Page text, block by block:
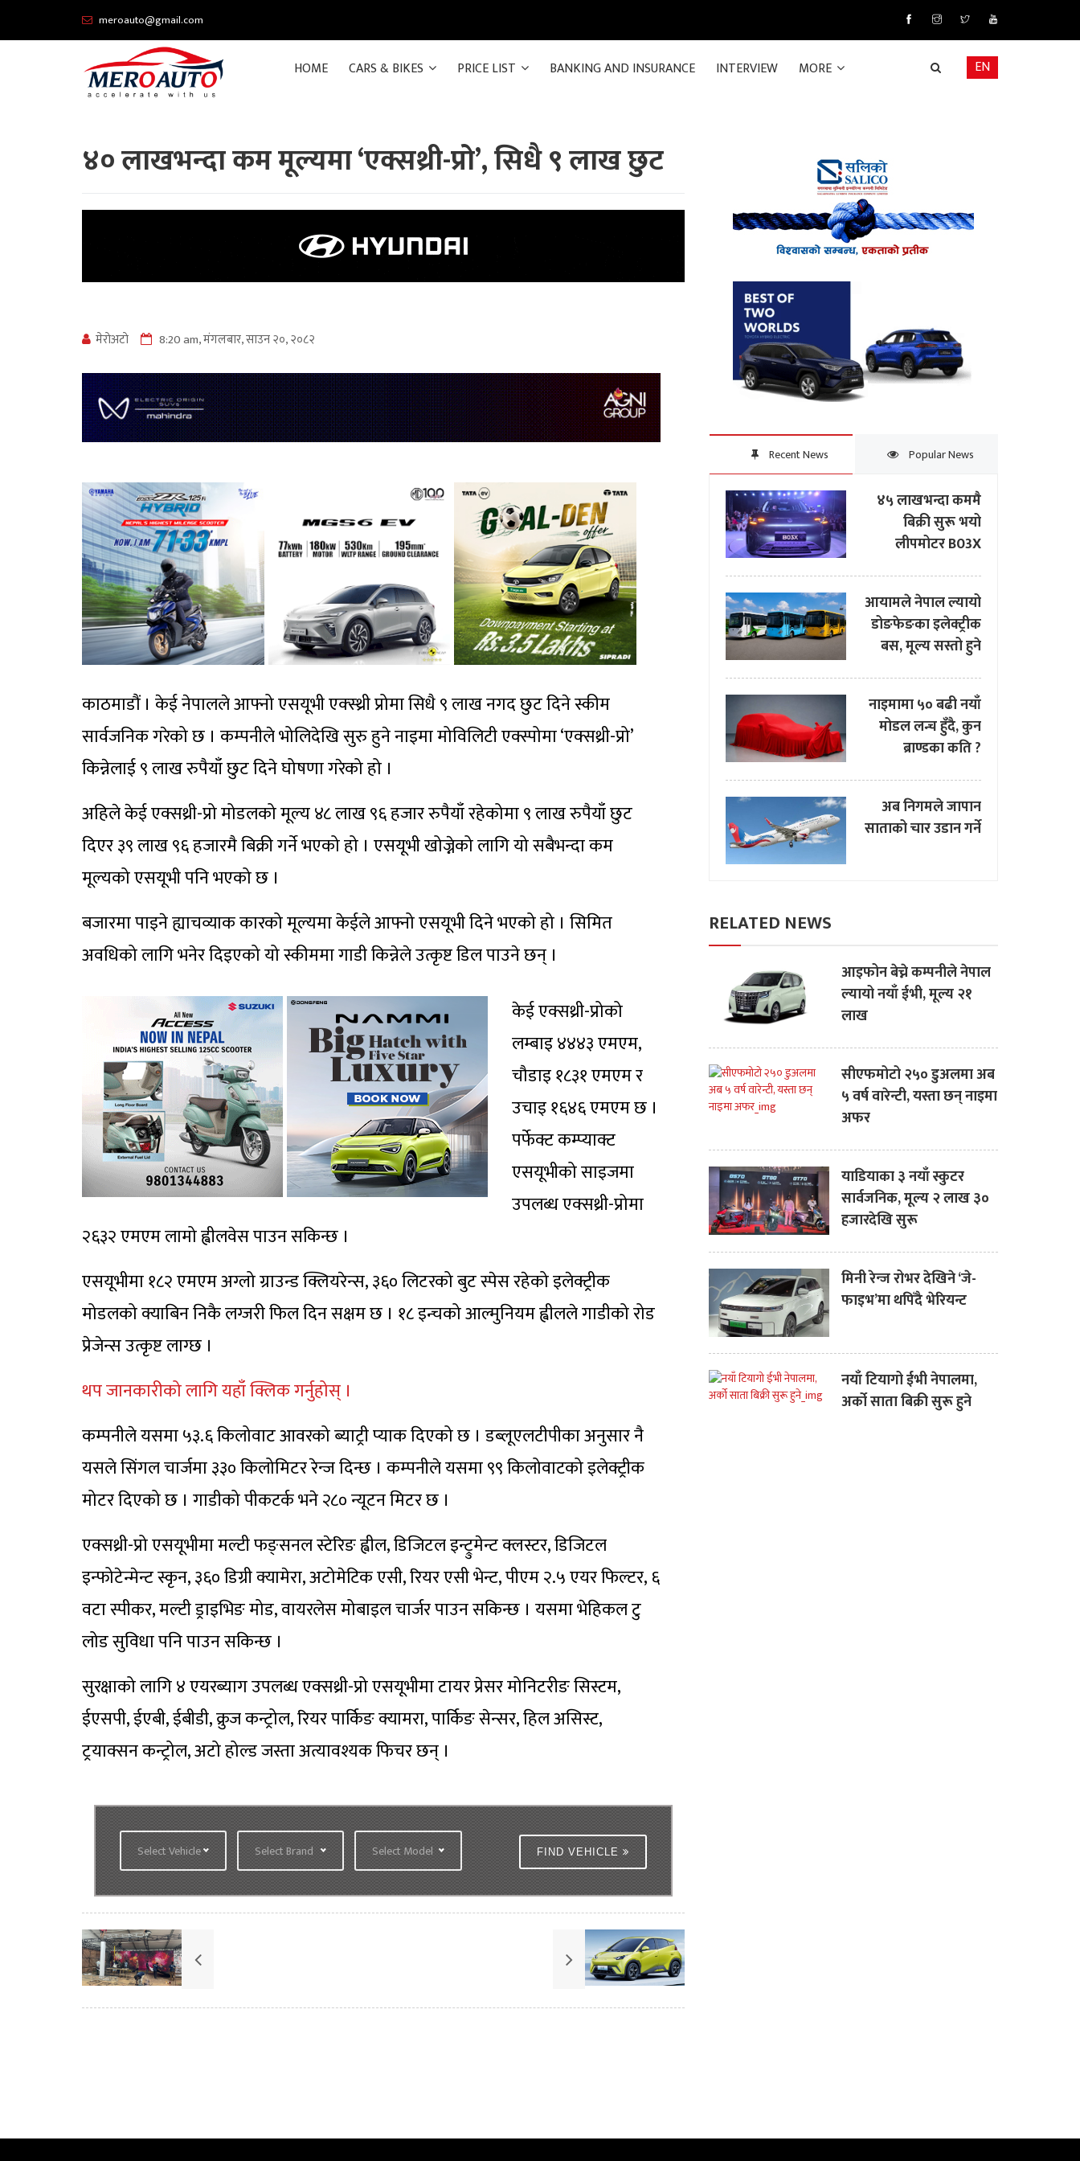
meroauto@gmail.com
HOME CARS & BIKES PRICE LIST BANKING AND INSURANCE INTERVIEW MORE EN
४० लाखभन्दा कम मूल्यमा ‘एक्सथ्री-प्रो’, सिधै ९ लाख छुट
मेराेअटाे 8:20 am, मंगलबार, साउन २०, २०८२
काठमाडौं । केई नेपालले आफ्नो एसयूभी एक्स्थ्री प्रोमा सिधै ९ लाख नगद छुट दिने स्कीम
सार्वजनिक गरेको छ । कम्पनीले भोलिदेखि सुरु हुने नाइमा मोविलिटी एक्स्पोमा ‘एक्सथ्री-प्रो’
किन्नेलाई ९ लाख रुपैयाँ छुट दिने घोषणा गरेको हो ।
अहिले केई एक्सथ्री-प्रो मोडलको मूल्य ४८ लाख ९६ हजार रुपैयाँ रहेकोमा ९ लाख रुपैयाँ छुट
दिएर ३९ लाख ९६ हजारमै बिक्री गर्ने भएको हो । एसयूभी खोज्नेको लागि यो सबैभन्दा कम
मूल्यको एसयूभी पनि भएको छ ।
बजारमा पाइने ह्याचव्याक कारको मूल्यमा केईले आफ्नो एसयूभी दिने भएको हो । सिमित
अवधिको लागि भनेर दिइएको यो स्कीममा गाडी किन्नेले उत्कृष्ट डिल पाउने छन् ।
केई एक्सथ्री-प्रोको
लम्बाइ ४४४३ एमएम,
चौडाइ १८३१ एमएम र
उचाइ १६४६ एमएम छ ।
पर्फेक्ट कम्प्याक्ट
एसयूभीको साइजमा
उपलब्ध एक्सथ्री-प्रोमा
२६३२ एमएम लामो ह्वीलवेस पाउन सकिन्छ ।
एसयूभीमा १८२ एमएम अग्लो ग्राउन्ड क्लियरेन्स, ३६० लिटरको बुट स्पेस रहेको इलेक्ट्रीक
मोडलको क्याबिन निकै लग्जरी फिल दिन सक्षम छ । १८ इन्चको आल्मुनियम ह्वीलले गाडीको रोड
प्रेजेन्स उत्कृष्ट लाग्छ ।
थप जानकारीको लागि यहाँ क्लिक गर्नुहोस् ।
कम्पनीले यसमा ५३.६ किलोवाट आवरको ब्याट्री प्याक दिएको छ । डब्लूएलटीपीका अनुसार नै
यसले सिंगल चार्जमा ३३० किलोमिटर रेन्ज दिन्छ । कम्पनीले यसमा ९९ किलोवाटको इलेक्ट्रीक
मोटर दिएको छ । गाडीको पीकटर्क भने २८० न्यूटन मिटर छ ।
एक्सथ्री-प्रो एसयूभीमा मल्टी फङ्सनल स्टेरिङ ह्वील, डिजिटल इन्ट्रुमेन्ट क्लस्टर, डिजिटल
इन्फोटेन्मेन्ट स्कृन, ३६० डिग्री क्यामेरा, अटोमेटिक एसी, रियर एसी भेन्ट, पीएम २.५ एयर फिल्टर, ६
वटा स्पीकर, मल्टी ड्राइभिङ मोड, वायरलेस मोबाइल चार्जर पाउन सकिन्छ । यसमा भेहिकल टु
लोड सुविधा पनि पाउन सकिन्छ ।
सुरक्षाको लागि ४ एयरब्याग उपलब्ध एक्सथ्री-प्रो एसयूभीमा टायर प्रेसर मोनिटरीङ सिस्टम,
ईएसपी, ईएबी, ईबीडी, क्रुज कन्ट्रोल, रियर पार्किङ क्यामरा, पार्किङ सेन्सर, हिल असिस्ट,
ट्रयाक्सन कन्ट्रोल, अटो होल्ड जस्ता अत्यावश्यक फिचर छन् ।
Select Vehicle Select Brand Select Model FIND VEHICLE
Recent News Popular News
४५ लाखभन्दा कममै
बिक्री सुरू भयो
लीपमोटर B03X
आयामले नेपाल ल्यायो
डोङफेङका इलेक्ट्रीक
बस, मूल्य सस्तो हुने
नाइमामा ५० बढी नयाँ
मोडल लन्च हुँदै, कुन
ब्राण्डका कति ?
अब निगमले जापान
साताको चार उडान गर्ने
RELATED NEWS
आइफोन बेच्ने कम्पनीले नेपाल
ल्यायो नयाँ ईभी, मूल्य २१
लाख
सीएफमोटो २५० डुअलमा अब
५ वर्ष वारेन्टी, यस्ता छन् नाइमा
अफर
याडियाका ३ नयाँ स्कुटर
सार्वजनिक, मूल्य २ लाख ३०
हजारदेखि सुरू
मिनी रेन्ज रोभर देखिने ‘जे-
फाइभ’मा थपिँदै भेरियन्ट
नयाँ टियागो ईभी नेपालमा,
अर्को साता बिक्री सुरू हुने